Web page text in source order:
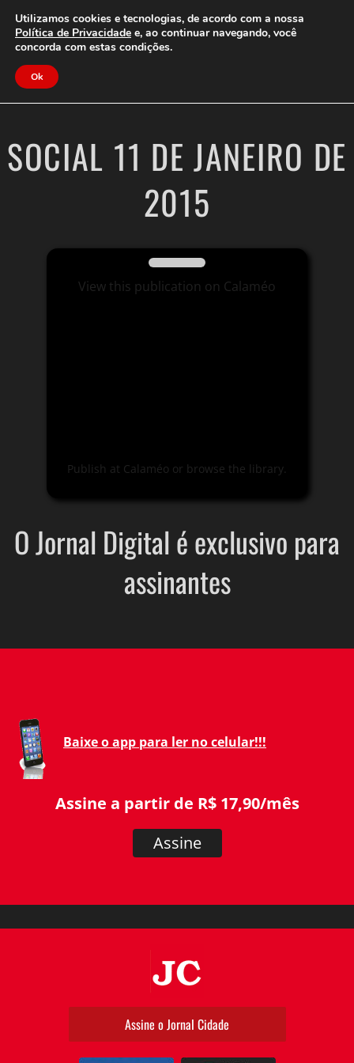
Clube do Assinante Área do Assinante
SOCIAL 11 DE JANEIRO DE
2015
View this publication on Calaméo
Publish at Calaméo or browse the library.
O Jornal Digital é exclusivo para
assinantes
Baixe o app para ler no celular!!!
Assine a partir de R$ 17,90/mês
Assine
Assine o Jornal Cidade
Utilizamos cookies e tecnologias, de acordo com a nossa
Política de Privacidade e, ao continuar navegando, você
concorda com estas condições.
Ok